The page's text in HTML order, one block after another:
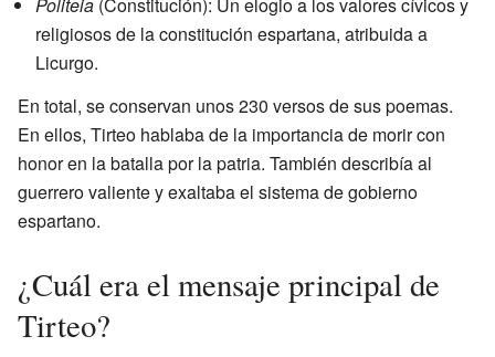
religiosos de la constitución espartana, atribuida a
Licurgo.
En total, se conservan unos 230 versos de sus poemas.
En ellos, Tirteo hablaba de la importancia de morir con
honor en la batalla por la patria. También describía al
guerrero valiente y exaltaba el sistema de gobierno
espartano.
¿Cuál era el mensaje principal de
Tirteo?